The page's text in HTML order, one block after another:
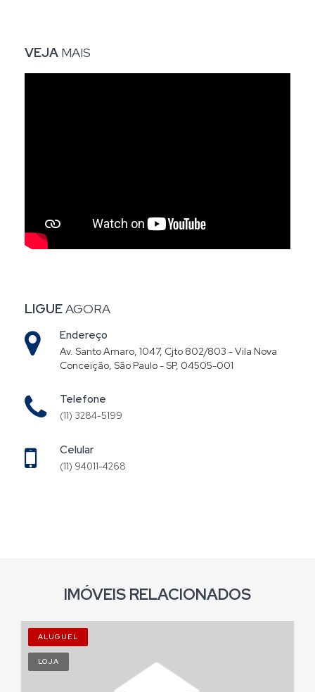
VEJA MAIS
LIGUEAGORA
Endereço
Av. Santo Amaro, 1047, Cjto 802/803 - Vila Nova
Conceição, São Paulo - SP, 04505-001
Telefone
(11) 3284-5199
Celular
(11) 94011-4268
IMÓVEIS RELACIONADOS
ALUGUEL
LOJA